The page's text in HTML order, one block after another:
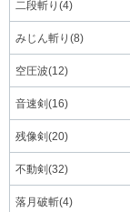
二段斬り(4)
みじん斬り(8)
空圧波(12)
音速剣(16)
残像剣(20)
不動剣(32)
落月破斬(4)